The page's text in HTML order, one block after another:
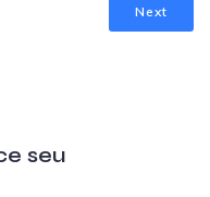
Next
seu